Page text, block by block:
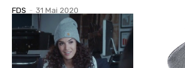
FDS - 31 Mai 2020